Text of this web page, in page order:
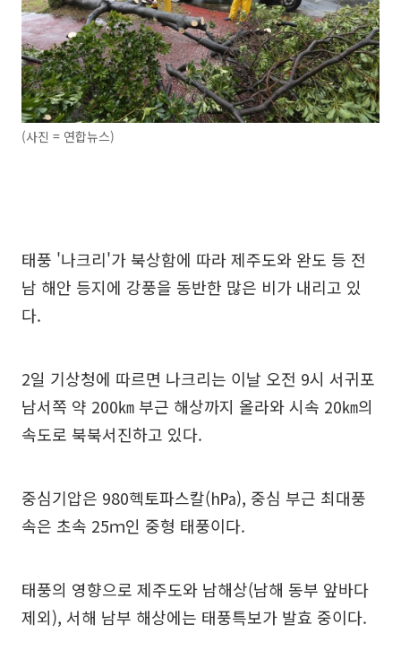
(사진 = 연합뉴스)
태풍 '나크리'가 북상함에 따라 제주도와 완도 등 전
남 해안 등지에 강풍을 동반한 많은 비가 내리고 있
다.
2일 기상청에 따르면 나크리는 이날 오전 9시 서귀포
남서쪽 약 200㎞ 부근 해상까지 올라와 시속 20㎞의
속도로 북북서진하고 있다.
중심기압은 980헥토파스칼(h㎩), 중심 부근 최대풍
속은 초속 25ｍ인 중형 태풍이다.
태풍의 영향으로 제주도와 남해상(남해 동부 앞바다
제외), 서해 남부 해상에는 태풍특보가 발효 중이다.